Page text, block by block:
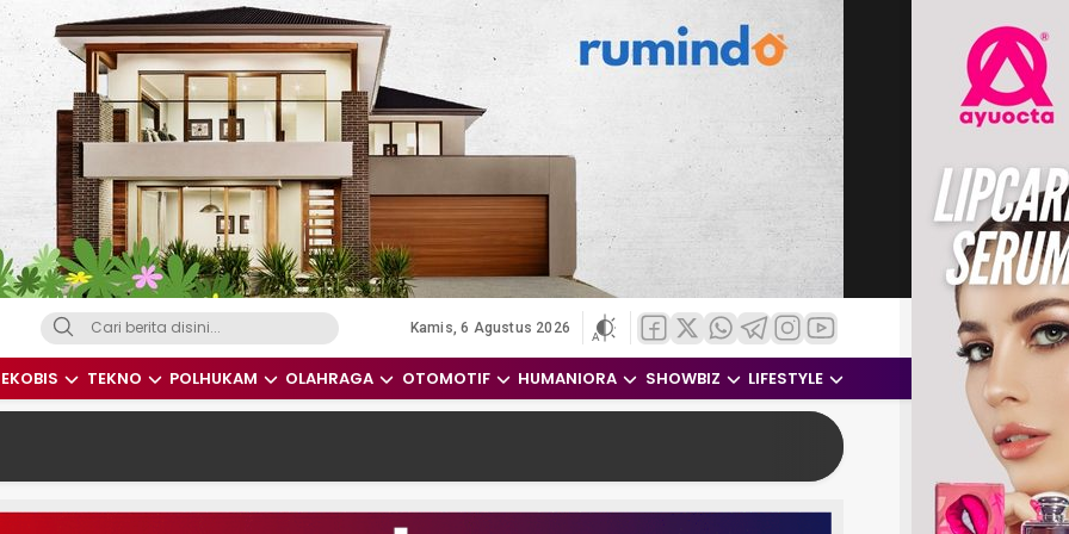
Indonesia dan Dunia
Kamis, 6 Agustus 2026
EKOBIS TEKNO POLHUKAM OLAHRAGA OTOMOTIF HUMANIORA SHOWBIZ LIFESTYLE